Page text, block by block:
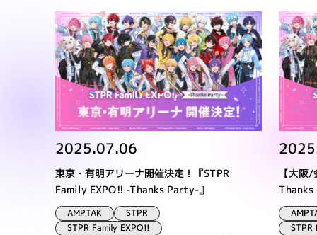
2025.07.06
東京・有明アリーナ開催決定！『STPR
Family EXPO!! -Thanks Party-』
AMPTAK STPR
STPR Family EXPO!!
【大阪
STPR